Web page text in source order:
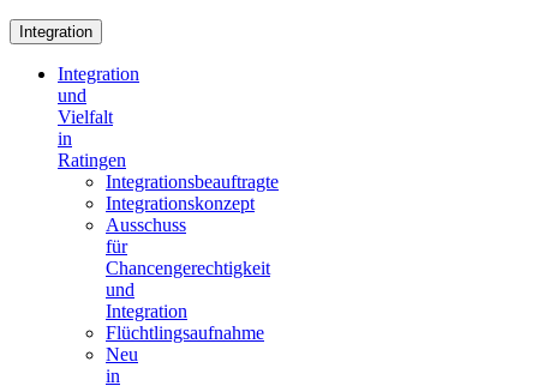
Integration
Integration
und
Vielfalt
in
Ratingen
Integrationsbeauftragte
Integrationskonzept
Ausschuss
für
Chancengerechtigkeit
und
Integration
Flüchtlingsaufnahme
Neu
in